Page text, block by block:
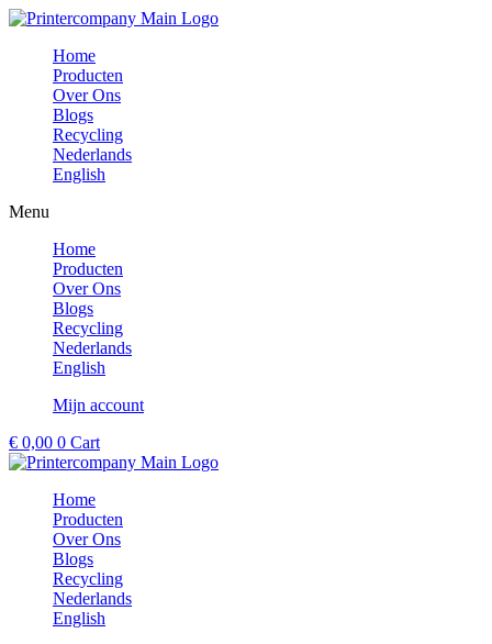
Ga
inhoud
Home
Producten
Over Ons
Blogs
Recycling
Nederlands
English
Menu
Home
Producten
Over Ons
Blogs
Recycling
Nederlands
English
Mijn account
€ 0,00 0 Cart
Home
Producten
Over Ons
Blogs
Recycling
Nederlands
English